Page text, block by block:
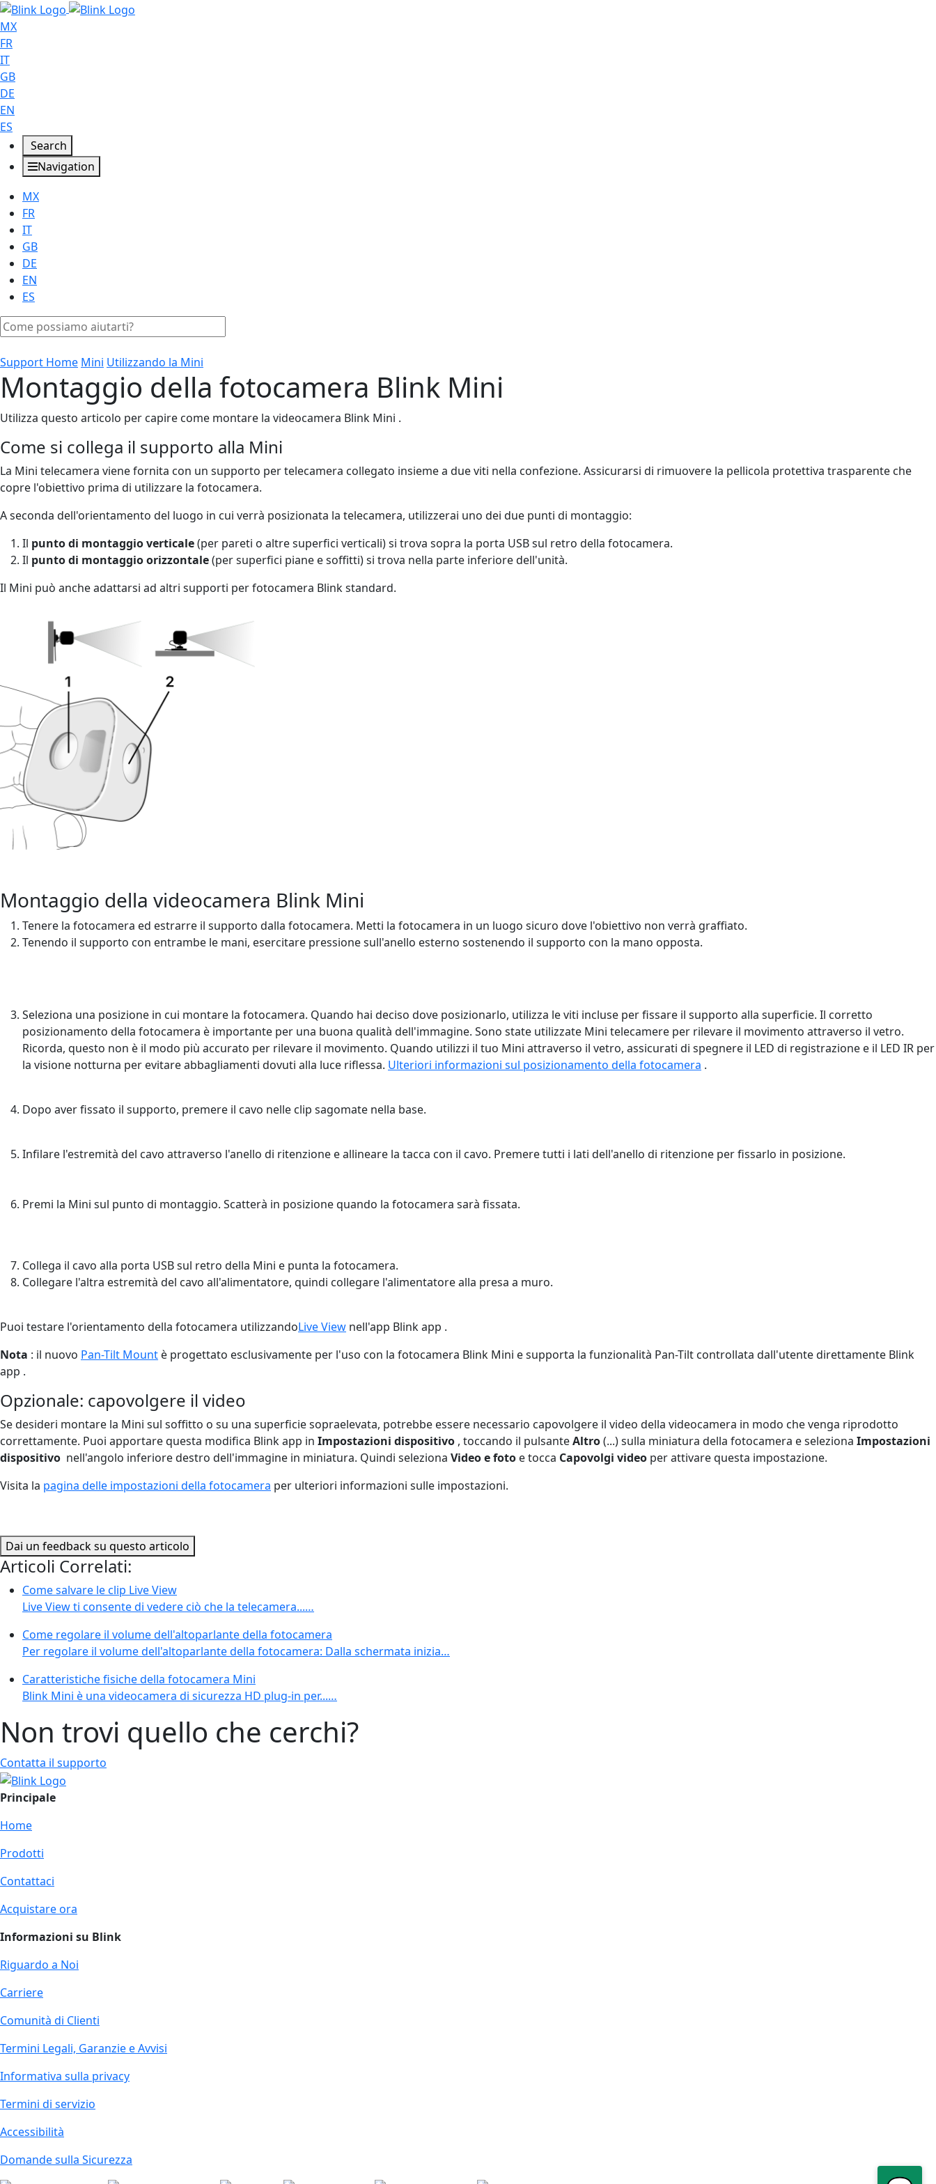
MX
FR
IT
GB
DE
EN
ES
Search
Navigation
MX
FR
IT
GB
DE
EN
ES
Support Home Mini Utilizzando la Mini
Montaggio della fotocamera Blink Mini
Utilizza questo articolo per capire come montare la videocamera Blink Mini .
Come si collega il supporto alla Mini
La Mini telecamera viene fornita con un supporto per telecamera collegato insieme a due viti nella confezione. Assicurarsi di rimuovere la pellicola protettiva trasparente che
copre l'obiettivo prima di utilizzare la fotocamera.
A seconda dell'orientamento del luogo in cui verrà posizionata la telecamera, utilizzerai uno dei due punti di montaggio:
Il punto di montaggio verticale(per pareti o altre superfici verticali) si trova sopra la porta USB sul retro della fotocamera.
Il punto di montaggio orizzontale(per superfici piane e soffitti) si trova nella parte inferiore dell'unità.
Il Mini può anche adattarsi ad altri supporti per fotocamera Blink standard.
Montaggio della videocamera Blink Mini
Tenere la fotocamera ed estrarre il supporto dalla fotocamera. Metti la fotocamera in un luogo sicuro dove l'obiettivo non verrà graffiato.
Tenendo il supporto con entrambe le mani, esercitare pressione sull'anello esterno sostenendo il supporto con la mano opposta.
Seleziona una posizione in cui montare la fotocamera. Quando hai deciso dove posizionarlo, utilizza le viti incluse per fissare il supporto alla superficie. Il corretto
posizionamento della fotocamera è importante per una buona qualità dell'immagine. Sono state utilizzate Mini telecamere per rilevare il movimento attraverso il vetro.
Ricorda, questo non è il modo più accurato per rilevare il movimento. Quando utilizzi il tuo Mini attraverso il vetro, assicurati di spegnere il LED di registrazione e il LED IR per
la visione notturna per evitare abbagliamenti dovuti alla luce riflessa. Ulteriori informazioni sul posizionamento della fotocamera .
Dopo aver fissato il supporto, premere il cavo nelle clip sagomate nella base.
Infilare l'estremità del cavo attraverso l'anello di ritenzione e allineare la tacca con il cavo. Premere tutti i lati dell'anello di ritenzione per fissarlo in posizione.
Premi la Mini sul punto di montaggio. Scatterà in posizione quando la fotocamera sarà fissata.
Collega il cavo alla porta USB sul retro della Mini e punta la fotocamera.
Collegare l'altra estremità del cavo all'alimentatore, quindi collegare l'alimentatore alla presa a muro.
Puoi testare l'orientamento della fotocamera utilizzandoLive View nell'app Blink app .
Nota : il nuovo Pan-Tilt Mount è progettato esclusivamente per l'uso con la fotocamera Blink Mini e supporta la funzionalità Pan-Tilt controllata dall'utente direttamente Blink
app .
Opzionale: capovolgere il video
Se desideri montare la Mini sul soffitto o su una superficie sopraelevata, potrebbe essere necessario capovolgere il video della videocamera in modo che venga riprodotto
correttamente. Puoi apportare questa modifica Blink app in Impostazioni dispositivo , toccando il pulsanteAltro(...) sulla miniatura della fotocamera e seleziona Impostazioni
dispositivo nell'angolo inferiore destro dell'immagine in miniatura. Quindi seleziona Video e foto e tocca Capovolgi video per attivare questa impostazione.
Visita la pagina delle impostazioni della fotocamera per ulteriori informazioni sulle impostazioni.
Dai un feedback su questo articolo
Articoli Correlati:
Come salvare le clip Live View
Live View ti consente di vedere ciò che la telecamera...…
Come regolare il volume dell'altoparlante della fotocamera
Per regolare il volume dell'altoparlante della fotocamera: Dalla schermata inizia…
Caratteristiche fisiche della fotocamera Mini
Blink Mini è una videocamera di sicurezza HD plug-in per...…
Non trovi quello che cerchi?
Contatta il supporto
Principale
Home
Prodotti
Contattaci
Acquistare ora
Informazioni su Blink
Riguardo a Noi
Carriere
Comunità di Clienti
Termini Legali, Garanzie e Avvisi
Informativa sulla privacy
Termini di servizio
Accessibilità
Domande sulla Sicurezza